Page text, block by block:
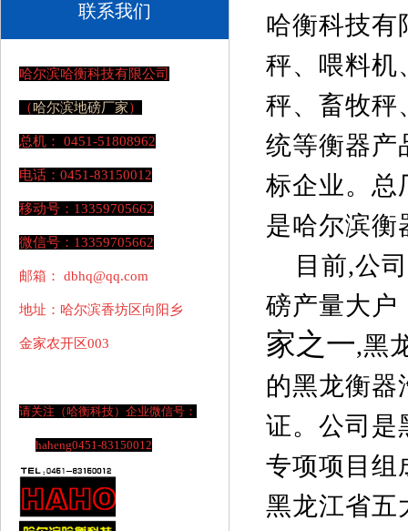
联系我们
哈尔滨哈衡科技有限公司
（哈尔滨地磅厂家）
总机： 0451-51808962
电话：0451-83150012
移动号：13359705662
微信号：13359705662
邮箱： dbhq@qq.com
地址：哈尔滨香坊区向阳乡
金家农开区003
请关注（哈衡科技）企业微信号：
haheng0451-83150012
哈衡科技有
秤、 喂料机
秤、畜牧秤
统等衡器产
标企业。总
是哈尔滨衡
目前,公司
磅产量大户
家之一,黑
的黑龙衡器
证。公司是
专项项目组
黑龙江省五